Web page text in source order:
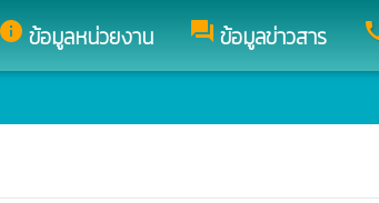
info ข้อมูลหน่วยงาน forum ข้อมูลข่าวสาร